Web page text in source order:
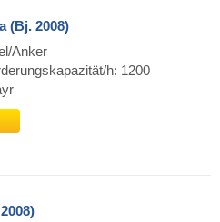
(Bj. 2008)
Anker
h: 1200